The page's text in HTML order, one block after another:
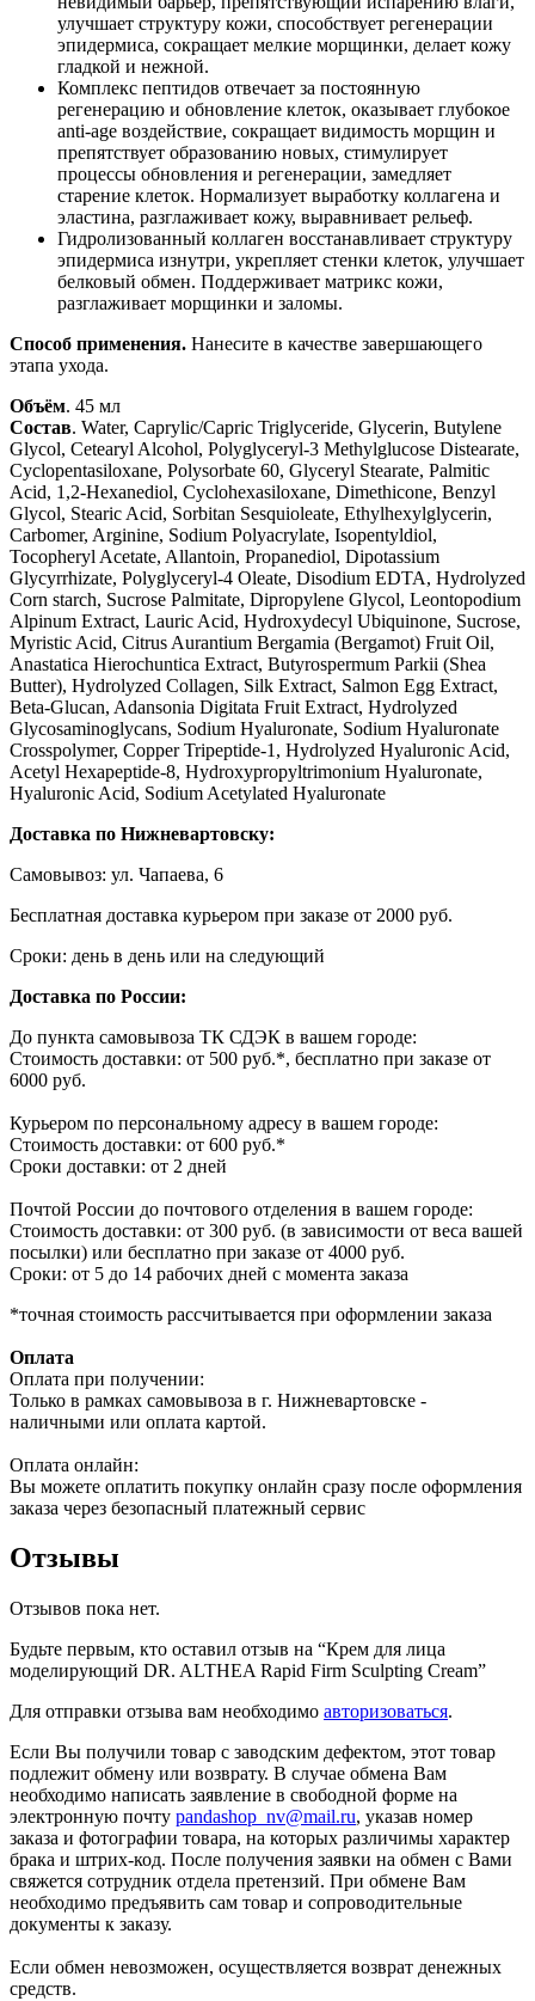
улучшает структуру кожи, способствует регенерации
эпидермиса, сокращает мелкие морщинки, делает кожу
гладкой и нежной.
Комплекс пептидов отвечает за постоянную
регенерацию и обновление клеток, оказывает глубокое
anti-age воздействие, сокращает видимость морщин и
препятствует образованию новых, стимулирует
процессы обновления и регенерации, замедляет
старение клеток. Нормализует выработку коллагена и
эластина, разглаживает кожу, выравнивает рельеф.
Гидролизованный коллаген восстанавливает структуру
эпидермиса изнутри, укрепляет стенки клеток, улучшает
белковый обмен. Поддерживает матрикс кожи,
разглаживает морщинки и заломы.
Способ применения. Нанесите в качестве завершающего
этапа ухода.
Объём. 45 мл
Состав. Water, Caprylic/Capric Triglyceride, Glycerin, Butylene
Glycol, Cetearyl Alcohol, Polyglyceryl-3 Methylglucose Distearate,
Cyclopentasiloxane, Polysorbate 60, Glyceryl Stearate, Palmitic
Acid, 1,2-Hexanediol, Cyclohexasiloxane, Dimethicone, Benzyl
Glycol, Stearic Acid, Sorbitan Sesquioleate, Ethylhexylglycerin,
Carbomer, Arginine, Sodium Polyacrylate, Isopentyldiol,
Tocopheryl Acetate, Allantoin, Propanediol, Dipotassium
Glycyrrhizate, Polyglyceryl-4 Oleate, Disodium EDTA, Hydrolyzed
Corn starch, Sucrose Palmitate, Dipropylene Glycol, Leontopodium
Alpinum Extract, Lauric Acid, Hydroxydecyl Ubiquinone, Sucrose,
Myristic Acid, Citrus Aurantium Bergamia (Bergamot) Fruit Oil,
Anastatica Hierochuntica Extract, Butyrospermum Parkii (Shea
Butter), Hydrolyzed Collagen, Silk Extract, Salmon Egg Extract,
Beta-Glucan, Adansonia Digitata Fruit Extract, Hydrolyzed
Glycosaminoglycans, Sodium Hyaluronate, Sodium Hyaluronate
Crosspolymer, Copper Tripeptide-1, Hydrolyzed Hyaluronic Acid,
Acetyl Hexapeptide-8, Hydroxypropyltrimonium Hyaluronate,
Hyaluronic Acid, Sodium Acetylated Hyaluronate
Доставка по Нижневартовску:
Самовывоз: ул. Чапаева, 6
Бесплатная доставка курьером при заказе от 2000 руб.
Сроки: день в день или на следующий
Доставка по России:
До пункта самовывоза ТК СДЭК в вашем городе:
Стоимость доставки: от 500 руб.*, бесплатно при заказе от
6000 руб.
Курьером по персональному адресу в вашем городе:
Стоимость доставки: от 600 руб.*
Сроки доставки: от 2 дней
Почтой России до почтового отделения в вашем городе:
Стоимость доставки: от 300 руб. (в зависимости от веса вашей
посылки) или бесплатно при заказе от 4000 руб.
Сроки: от 5 до 14 рабочих дней с момента заказа
*точная стоимость рассчитывается при оформлении заказа
Оплата
Оплата при получении:
Только в рамках самовывоза в г. Нижневартовске -
наличными или оплата картой.
Оплата онлайн:
Вы можете оплатить покупку онлайн сразу после оформления
заказа через безопасный платежный сервис
Отзывы
Отзывов пока нет.
Будьте первым, кто оставил отзыв на “Крем для лица
моделирующий DR. ALTHEA Rapid Firm Sculpting Cream”
Для отправки отзыва вам необходимо авторизоваться.
Если Вы получили товар с заводским дефектом, этот товар
подлежит обмену или возврату. В случае обмена Вам
необходимо написать заявление в свободной форме на
электронную почту pandashop_nv@mail.ru, указав номер
заказа и фотографии товара, на которых различимы характер
брака и штрих-код. После получения заявки на обмен с Вами
свяжется сотрудник отдела претензий. При обмене Вам
необходимо предъявить сам товар и сопроводительные
документы к заказу.
Если обмен невозможен, осуществляется возврат денежных
средств.